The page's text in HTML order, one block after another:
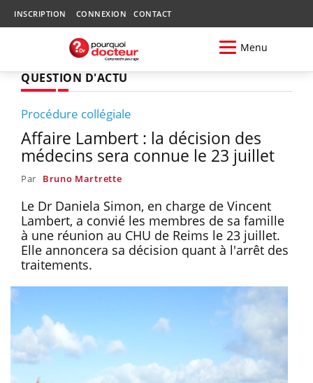
INSCRIPTION CONNEXION CONTACT
Menu
QUESTION D'ACTU
Procédure collégiale
Affaire Lambert : la décision des
médecins sera connue le 23 juillet
Par Bruno Martrette
Le Dr Daniela Simon, en charge de Vincent
Lambert, a convié les membres de sa famille
à une réunion au CHU de Reims le 23 juillet.
Elle annoncera sa décision quant à l'arrêt des
traitements.